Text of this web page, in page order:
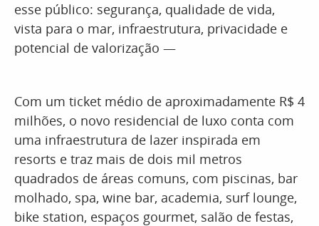
esse público: segurança, qualidade de vida,
vista para o mar, infraestrutura, privacidade e
potencial de valorização —
Com um ticket médio de aproximadamente R$ 4
milhões, o novo residencial de luxo conta com
uma infraestrutura de lazer inspirada em
resorts e traz mais de dois mil metros
quadrados de áreas comuns, com piscinas, bar
molhado, spa, wine bar, academia, surf lounge,
bike station, espaços gourmet, salão de festas,